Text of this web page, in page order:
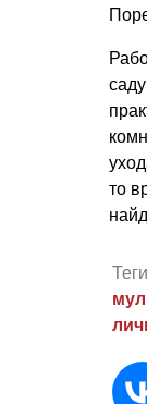
то